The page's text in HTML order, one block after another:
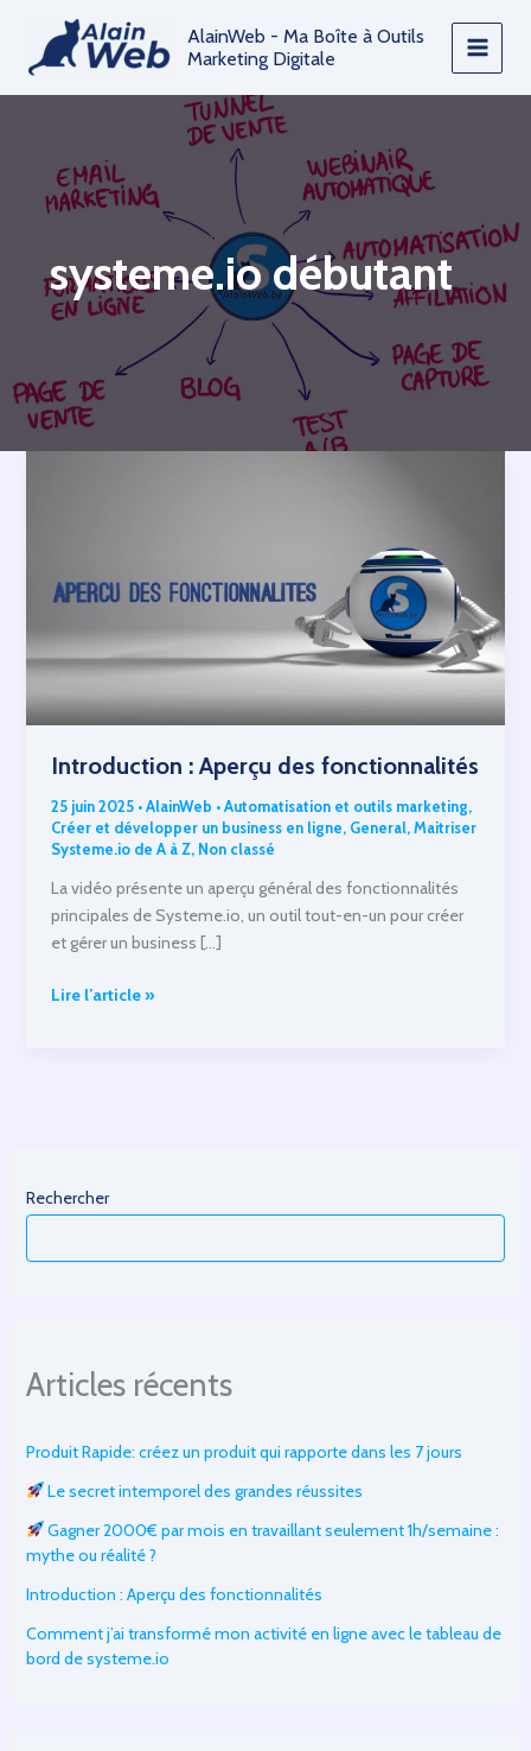
contenu
AlainWeb - Ma Boîte à Outils
Marketing Digitale
systeme.io débutant
Introduction : Aperçu des fonctionnalités
25 juin 2025 •AlainWeb •Automatisation et outils marketing,
Créer et développer un business en ligne, General,Maitriser
Systeme.io de A à Z, Non classé
La vidéo présente un aperçu général des fonctionnalités
principales de Systeme.io, un outil tout-en-un pour créer
et gérer un business […]
Introduction
Lire l’article »
Rechercher
Articles récents
Produit Rapide: créez un produit qui rapporte dans les 7 jours
Le secret intemporel des grandes réussites
Gagner 2000€ par mois en travaillant seulement 1h/semaine :
mythe ou réalité ?
Introduction : Aperçu des fonctionnalités
Comment j’ai transformé mon activité en ligne avec le tableau de
bord de systeme.io